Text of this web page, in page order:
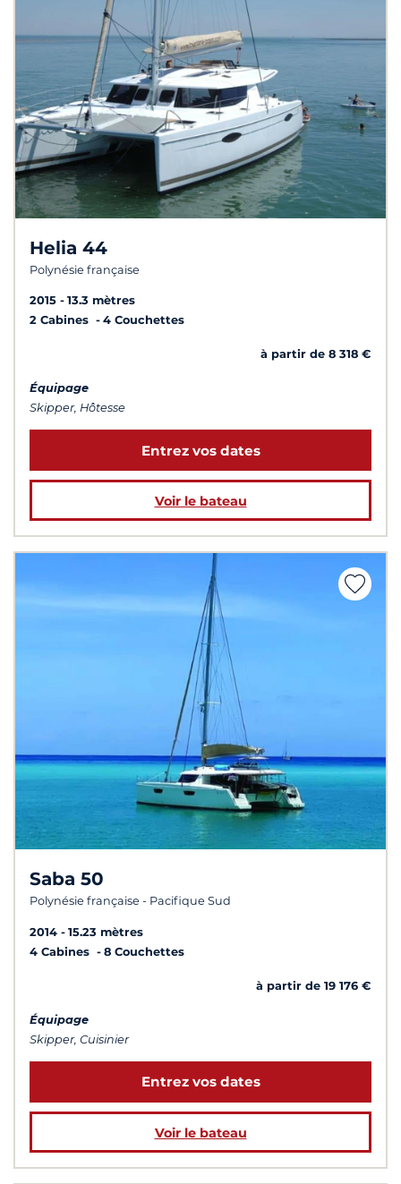
Helia 44
Polynésie française
2015
13.3 mètres
2 Cabines
4 Couchettes
à partir de 8 318 €
Équipage
Skipper, Hôtesse
Entrez vos dates
Voir le bateau
Saba 50
Polynésie française - Pacifique Sud
2014
15.23 mètres
4 Cabines
8 Couchettes
à partir de 19 176 €
Équipage
Skipper, Cuisinier
Entrez vos dates
Voir le bateau